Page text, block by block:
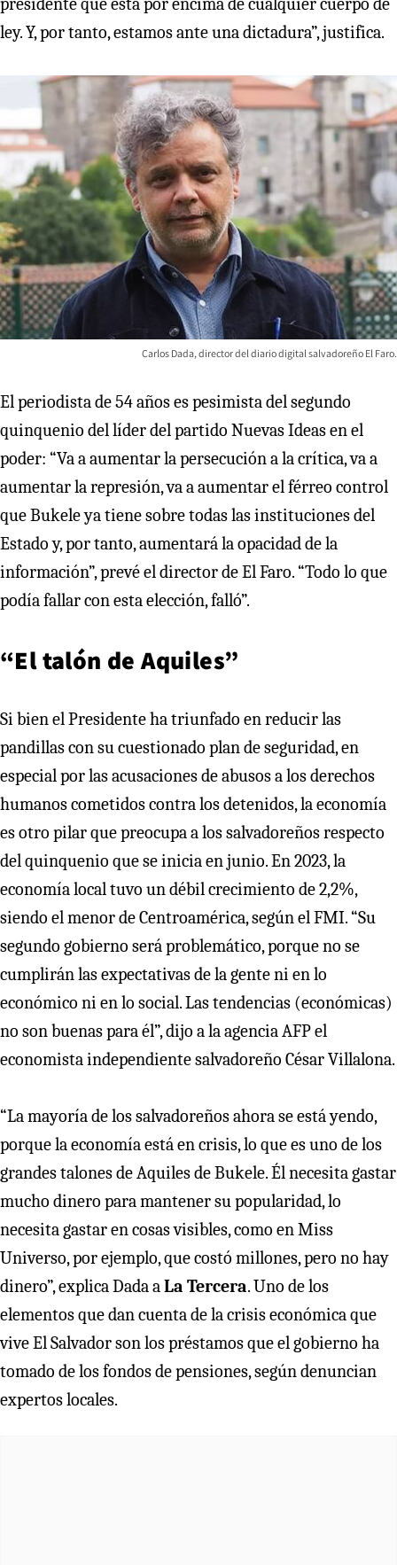
ley. Y, por tanto, estamos ante una dictadura”, justifica.
Carlos Dada, director del diario digital salvadoreño El Faro.
El periodista de 54 años es pesimista del segundo
quinquenio del líder del partido Nuevas Ideas en el
poder: “Va a aumentar la persecución a la crítica, va a
aumentar la represión, va a aumentar el férreo control
que Bukele ya tiene sobre todas las instituciones del
Estado y, por tanto, aumentará la opacidad de la
información”, prevé el director de El Faro. “Todo lo que
podía fallar con esta elección, falló”.
“El talón de Aquiles”
Si bien el Presidente ha triunfado en reducir las
pandillas con su cuestionado plan de seguridad, en
especial por las acusaciones de abusos a los derechos
humanos cometidos contra los detenidos, la economía
es otro pilar que preocupa a los salvadoreños respecto
del quinquenio que se inicia en junio. En 2023, la
economía local tuvo un débil crecimiento de 2,2%,
siendo el menor de Centroamérica, según el FMI. “Su
segundo gobierno será problemático, porque no se
cumplirán las expectativas de la gente ni en lo
económico ni en lo social. Las tendencias (económicas)
no son buenas para él”, dijo a la agencia AFP el
economista independiente salvadoreño César Villalona.
“La mayoría de los salvadoreños ahora se está yendo,
porque la economía está en crisis, lo que es uno de los
grandes talones de Aquiles de Bukele. Él necesita gastar
mucho dinero para mantener su popularidad, lo
necesita gastar en cosas visibles, como en Miss
Universo, por ejemplo, que costó millones, pero no hay
dinero”, explica Dada aLa Tercera. Uno de los
elementos que dan cuenta de la crisis económica que
vive El Salvador son los préstamos que el gobierno ha
tomado de los fondos de pensiones, según denuncian
expertos locales.